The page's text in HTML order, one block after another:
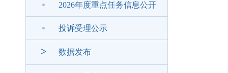
2026年度重点任务信息公开
投诉受理公示
> 数据发布